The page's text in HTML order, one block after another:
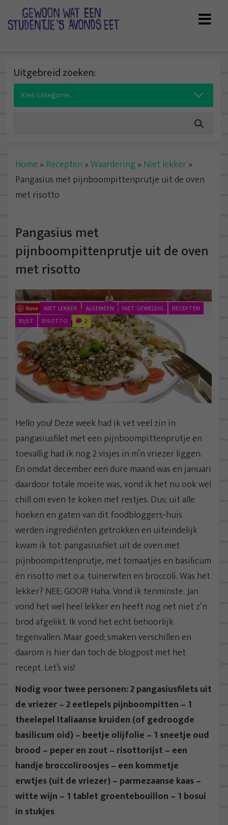
Uitgebreid zoeken:
Search
for:
Home » Recepten »Waardering» Niet lekker»
Pangasius met pijnboompittenprutje uit de oven
met risotto
Pangasius met
pijnboompittenprutje uit de oven
met risotto
Save NIET LEKKER ALGEMEEN NIET GEWELDIG
RECEPTEN
RIJST
RISOTTO 2
Hello you! Deze week had ik vet veel zin in
pangasiusfilet met een pijnboompittenprutje en
toevallig had ik nog 2 visjes in m’n vriezer liggen.
En omdat december een dure maand was en januari
daardoor totale moeite was, vond ik het nu ook wel
chill om even te koken met restjes. Dus; uit alle
hoeken en gaten van dit foodbloggers-huis
werden ingrediënten getrokken en uiteindelijk
kwam ik tot: pangasiusfilet uit de oven met
pijnboompittenprutje, met tomaatjes en basilicum
én risotto met o.a. tuinerwten en broccoli. Was het
lekker? NEE; GOOR! Haha. Vond ik tenminste. Jan
vond het wel heel lekker en heeft nog net niet z’n
brod afgelikt. Ik vond het echt behoorlijk
tegenvallen. Maar goed; smaken verschillen en
daarom is hier dan toch de blogpost met het
recept. Let’s vis!
Nodig voor twee personen: 2 pangasiusfilets uit
de vriezer – 2 eetlepels pijnboompitten – 1
theelepel Italiaanse kruiden (of gedroogde
basilicum oid) – beetje olijfolie – 1 sneetje oud
brood – peper en zout – risottorijst – een
handje broccoliroosjes – een kommetje
erwtjes (uit de vriezer) – parmezaanse kaas –
witte wijn – 1 tablet groentebouillon – 1 bosui
in stukjes